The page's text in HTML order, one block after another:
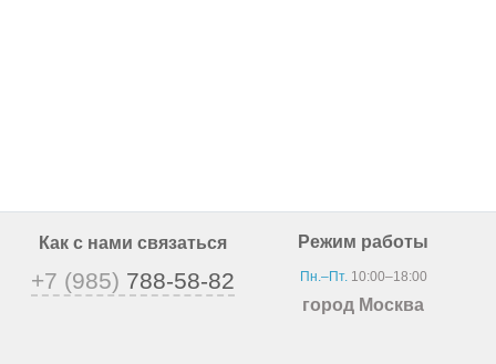
Как с нами связаться
+7 (985) 788-58-82
Режим работы
Пн.–Пт.10:00–18:00
город Москва